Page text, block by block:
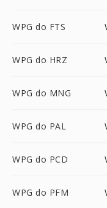
WPG do FTS
WPG do HRZ
WPG do MNG
WPG do PAL
WPG do PCD
WPG do PFM